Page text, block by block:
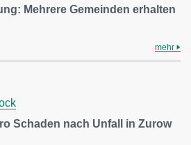
Mehrere Gemeinden erhalten
mehr
Schaden nach Unfall in Zurow